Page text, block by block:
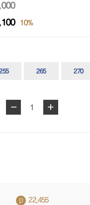
10%
265 270
- 1 +
p 22,455